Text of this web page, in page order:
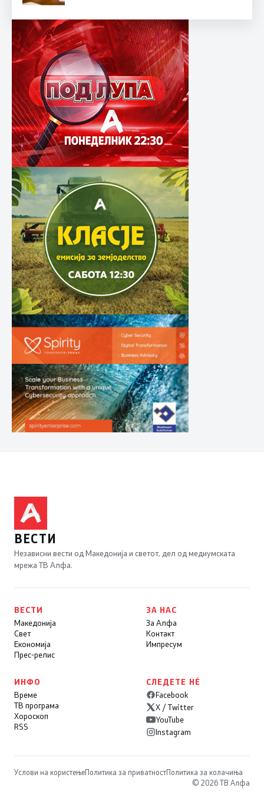
ВЕСТИ
Независни вести од Македонија и светот, дел од медиумската
мрежа ТВ Алфа.
ВЕСТИ
Македонија
Свет
Економија
Прес-релис
ЗА НАС
За Алфа
Контакт
Импресум
ИНФО
Време
ТВ програма
Хороскоп
RSS
СЛЕДЕТЕ НÉ
Facebook
X / Twitter
YouTube
Instagram
Услови на користењеПолитика за приватностПолитика за колачиња
© 2026 ТВ Алфа